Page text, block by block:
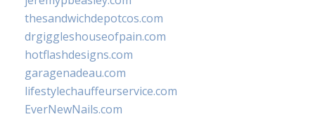
thesandwichdepotcos.com
drgiggleshouseofpain.com
hotflashdesigns.com
garagenadeau.com
lifestylechauffeurservice.com
EverNewNails.com